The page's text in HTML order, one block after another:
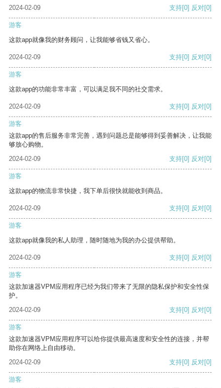
2024-02-09 支持[0] 反对[0]
游客
这款app就像我的财务顾问，让我能够省钱又省心。
2024-02-09 支持[0] 反对[0]
游客
这款app的功能非常丰富，可以满足我不同的社交需求。
2024-02-09 支持[0] 反对[0]
游客
这款app的售后服务非常完善，遇到问题总是能够得到妥善解决，让我能
够放心购物。
2024-02-09
支持[0] 反对[0]
游客
这款app的物流非常快捷，我下单后很快就能收到商品。
2024-02-09 支持[0] 反对[0]
游客
这款app就像我的私人助理，随时随地为我的办公提供帮助。
2024-02-09 支持[0] 反对[0]
游客
这款加速器VPM应用程序已经为我们带来了无限的隐私保护和安全性保
护。
2024-02-09
支持[0] 反对[0]
游客
这款加速器VPM应用程序可以给你提供最高速度和安全性的连接，并帮
助你在网络上自由移动。
2024-02-09
支持[0] 反对[0]
游客